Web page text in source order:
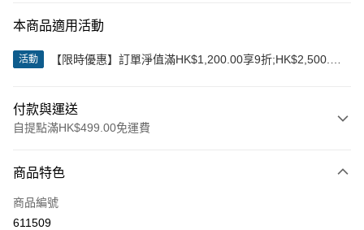
本商品適用活動
活動
【限時優惠】訂單淨值滿HK$1,200.00享9折;HK$2,500.00
付款與運送
自提點滿HK$499.00免運費
信用卡
Apple Pay
商品特色
商品編號
611509